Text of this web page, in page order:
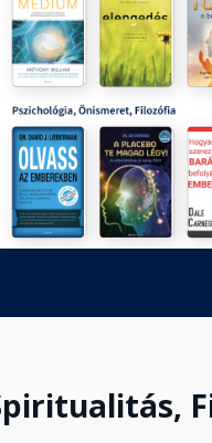
hossza: 00:31:28
lecke: Teremts kapcsolatot
hossza: 00:19:49
lecke: Szeresd a tested!
hossza: 00:22:45
Add át magad az
lecke: Lakd be a tested!